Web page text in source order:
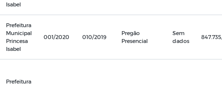
Isabel
Prefeitura
Municipal
Princesa
Isabel
001/2020 010/2019
Pregão
Presencial
Sem
dados
Prefeitura